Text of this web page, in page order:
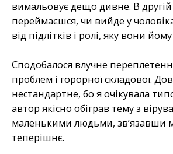
вимальовує дещо дивне. В другій
переймаєшся, чи вийде у
від підлітків і ролі, яку вони
Сподобалося влучне
проблем і горорної складової.
нестандартне, бо я очікувала
автор якісно обіграв тему з
маленькими людьми, зв’язавши
теперішнє.